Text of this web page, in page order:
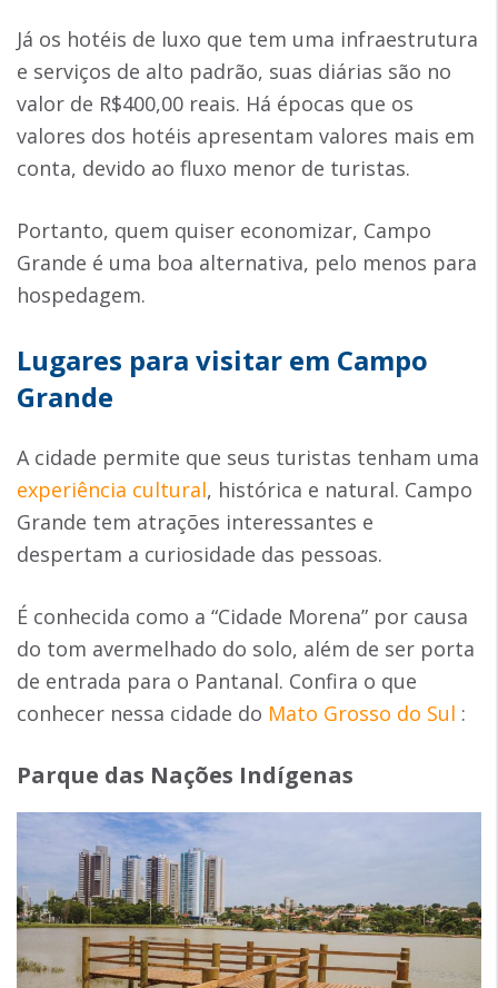
Já os hotéis de luxo que tem uma infraestrutura
e serviços de alto padrão, suas diárias são no
valor de R$400,00 reais. Há épocas que os
valores dos hotéis apresentam valores mais em
conta, devido ao fluxo menor de turistas.
Portanto, quem quiser economizar, Campo
Grande é uma boa alternativa, pelo menos para
hospedagem.
Lugares para visitar em Campo
Grande
A cidade permite que seus turistas tenham uma
experiência cultural, histórica e natural. Campo
Grande tem atrações interessantes e
despertam a curiosidade das pessoas.
É conhecida como a “Cidade Morena” por causa
do tom avermelhado do solo, além de ser porta
de entrada para o Pantanal. Confira o que
conhecer nessa cidade do Mato Grosso do Sul :
Parque das Nações Indígenas